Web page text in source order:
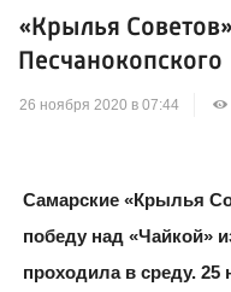
«Крылья
Песчанокопского
26 ноября 2020 в 07:44
Самарские «Крылья
победу над «Чайкой»
проходила в среду. 25